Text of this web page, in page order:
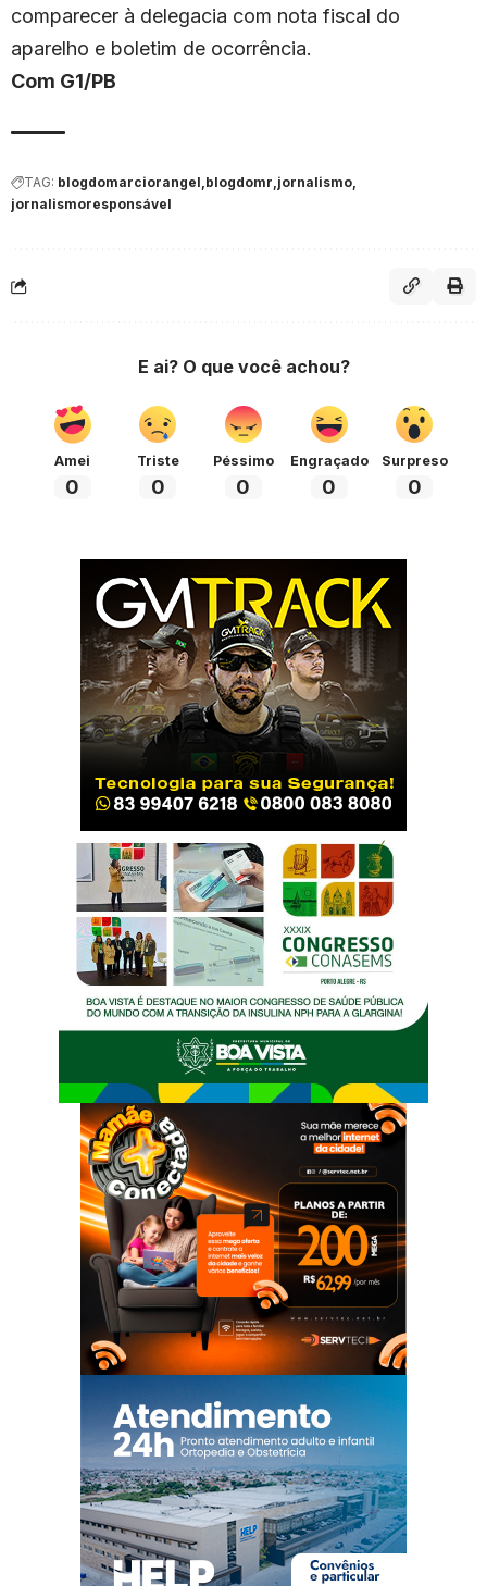
comparecer à delegacia com nota fiscal do
aparelho e boletim de ocorrência.
Com G1/PB
TAG: blogdomarciorangel blogdomr jornalismo
jornalismoresponsável
E ai? O que você achou?
Amei
0
Triste
0
Péssimo
0
Engraçado
0
Surpreso
0